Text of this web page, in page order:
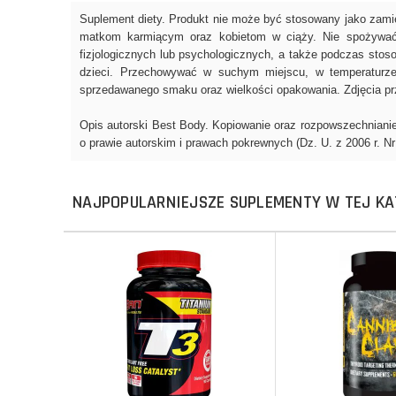
NAJPOPULARNIEJSZE SUPLEMENTY W TEJ